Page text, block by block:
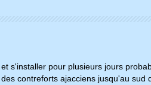
s'installer pour plusieurs jours
contreforts ajacciens jusqu'au sud